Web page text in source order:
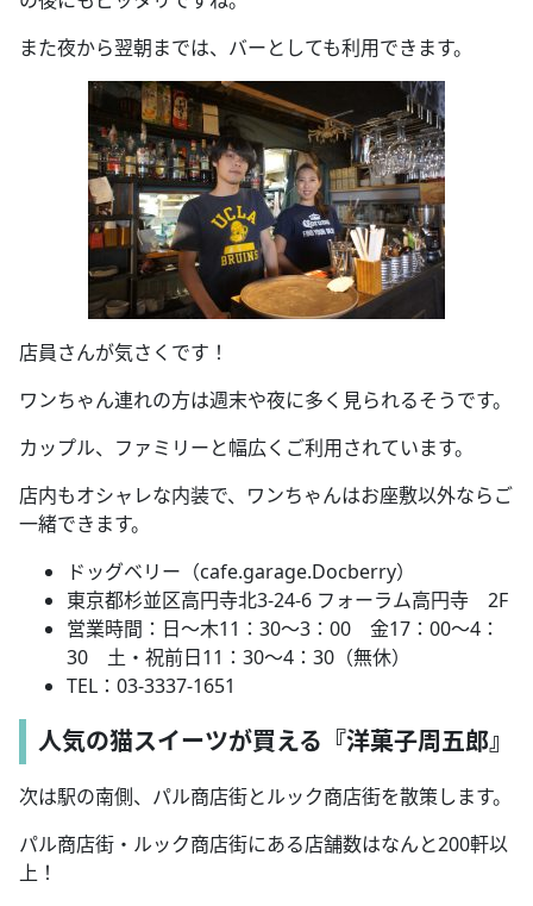
また夜から翌朝までは、バーとしても利用できます。
店員さんが気さくです！
ワンちゃん連れの方は週末や夜に多く見られるそうです。
カップル、ファミリーと幅広くご利用されています。
店内もオシャレな内装で、ワンちゃんはお座敷以外ならご
一緒できます。
ドッグベリー（cafe.garage.Docberry）
東京都杉並区高円寺北3-24-6 フォーラム高円寺 2F
営業時間：日～木11：30～3：00 金17：00～4：
30 土・祝前日11：30～4：30（無休）
TEL：03-3337-1651
人気の猫スイーツが買える『洋菓子周五郎』
次は駅の南側、パル商店街とルック商店街を散策します。
パル商店街・ルック商店街にある店舗数はなんと200軒以
上！